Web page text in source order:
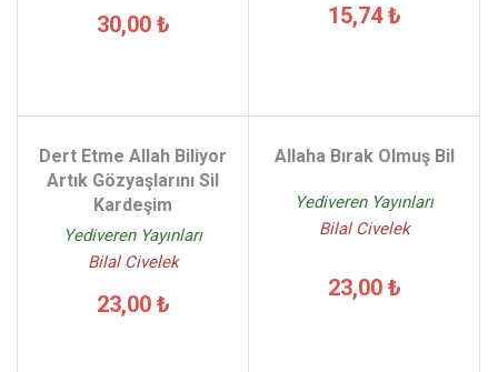
30,00 ₺ 15,74 ₺
Dert Etme Allah Biliyor
Artık Gözyaşlarını Sil
Kardeşim
Yediveren Yayınları
Bilal Civelek
23,00 ₺
Allaha Bırak Olmuş Bil
Yediveren Yayınları
Bilal Civelek
23,00 ₺